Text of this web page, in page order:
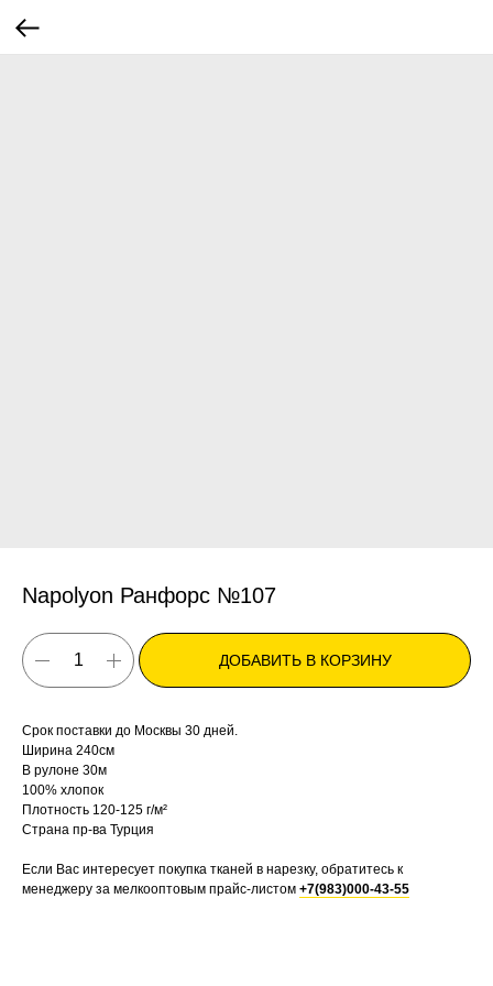
Napolyon Ранфорс №107
ДОБАВИТЬ В КОРЗИНУ
Срок поставки до Москвы 30 дней.
Ширина 240см
В рулоне 30м
100% хлопок
Плотность 120-125 г/м²
Страна пр-ва Турция
Если Вас интересует покупка тканей в нарезку, обратитесь к
менеджеру за мелкооптовым прайс-листом +7(983)000-43-55